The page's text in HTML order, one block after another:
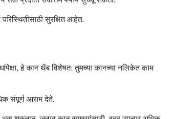
सुरक्षित आहेत.
हे कान थेंब विशेषत: तुमच्या कानच्या नलिकेत काम
संपूर्ण आराम देते.